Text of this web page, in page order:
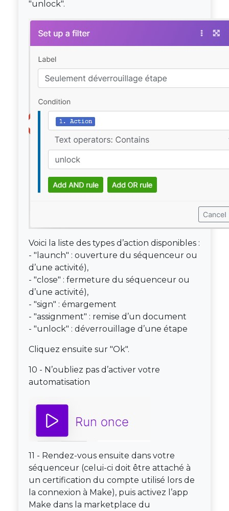
"unlock".
Voici la liste des types d’action disponibles :
- " launch" : ouverture du séquenceur ou
d’une activité),
- "close" : fermeture du séquenceur ou
d’une activité),
- "sign" : émargement
- "assignment" : remise d’un document
- "unlock" : déverrouillage d’une étape
Cliquez ensuite sur "Ok".
10 - N’oubliez pas d’activer votre
automatisation
11 - Rendez-vous ensuite dans votre
séquenceur (celui-ci doit être attaché à
un certification du compte utilisé lors de
la connexion à Make), puis activez l’app
Make dans la marketplace du